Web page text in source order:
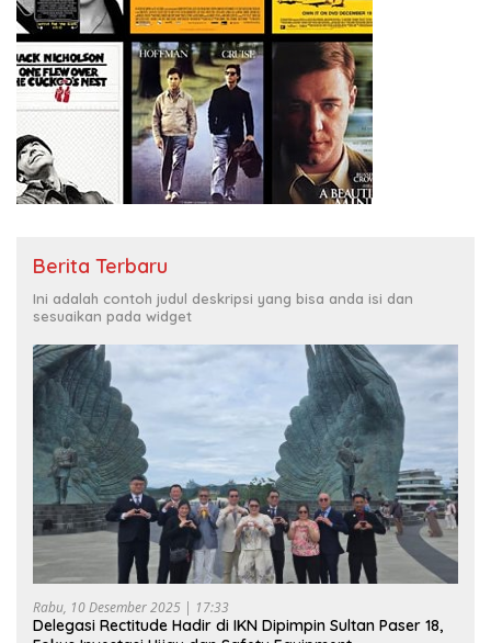
Berita Terbaru
Ini adalah contoh judul deskripsi yang bisa anda isi dan
sesuaikan pada widget
Rabu, 10 Desember 2025 | 17:33
Delegasi Rectitude Hadir di IKN Dipimpin Sultan Paser 18,